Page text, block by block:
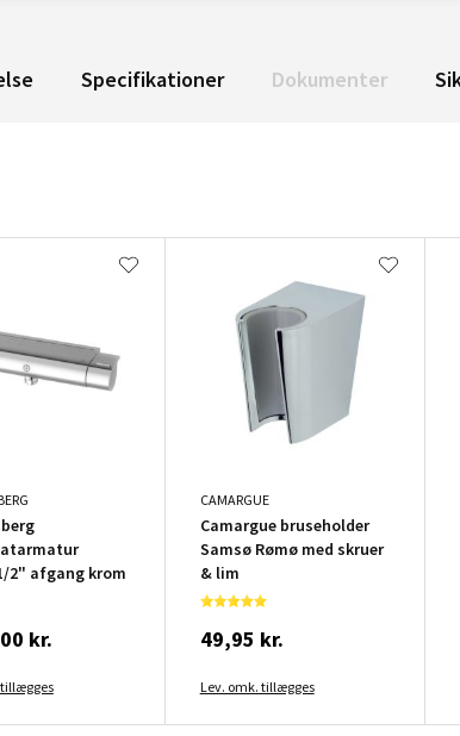
Specifikationer Dokumenter
2" afgang krom
kr.
CAMARGUE
Camargue bruseholder
Samsø Rømø med skruer
& lim
49,95 kr.
Lev. omk. tillægges